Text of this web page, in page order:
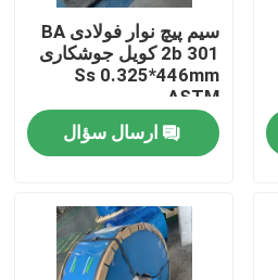
سیم پیچ نوار فولادی BA
2b 301 کویل جوشکاری
Ss 0.325*446mm
ASTM
ارسال سؤال